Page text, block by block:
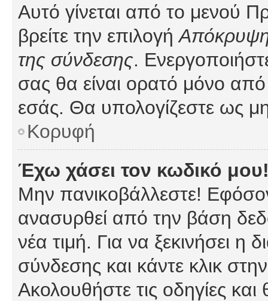
Αυτό γίνεται από το μενού
βρείτε την επιλογήΑπόκρυψη
της σύνδεσης.
σας θα είναι ορατό μόνο από
εσάς. Θα υπολογίζεστε ως
Κορυφή
Έχω χάσει τον κωδικό
Μην πανικοβάλλεστε!
ανασυρθεί από την βάση
νέα τιμή. Για να ξεκινήσει η
σύνδεσης και κάντε κλικ
Ακολουθήστε τις οδηγίες